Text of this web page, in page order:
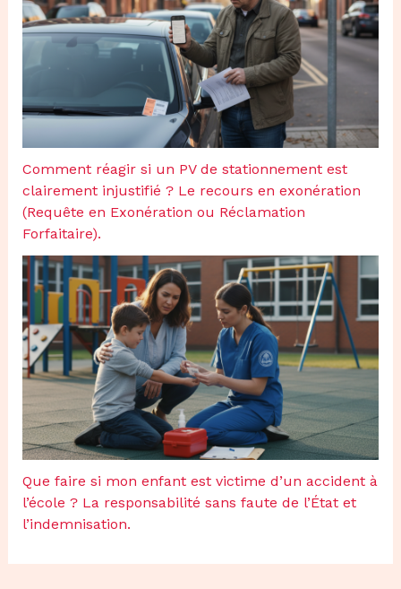
Comment réagir si un PV de stationnement est
clairement injustifié ? Le recours en exonération
(Requête en Exonération ou Réclamation
Forfaitaire).
Que faire si mon enfant est victime d’un accident à
l’école ? La responsabilité sans faute de l’État et
l’indemnisation.